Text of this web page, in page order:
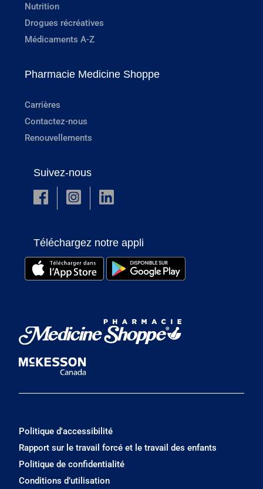
Nutrition
Drogues récréatives
Médicaments A-Z
Pharmacie Medicine Shoppe
Carrières
Contactez-nous
Renouvellements
Suivez-nous
Téléchargez notre appli
Politique d'accessibilité
Rapport sur le travail forcé et le travail des enfants
Politique de confidentialité
Conditions d’utilisation